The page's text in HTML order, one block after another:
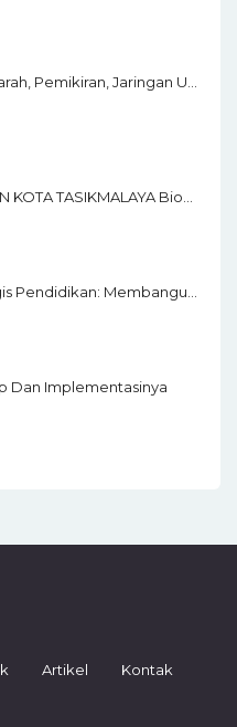
Dan Implementasinya
Artikel Kontak